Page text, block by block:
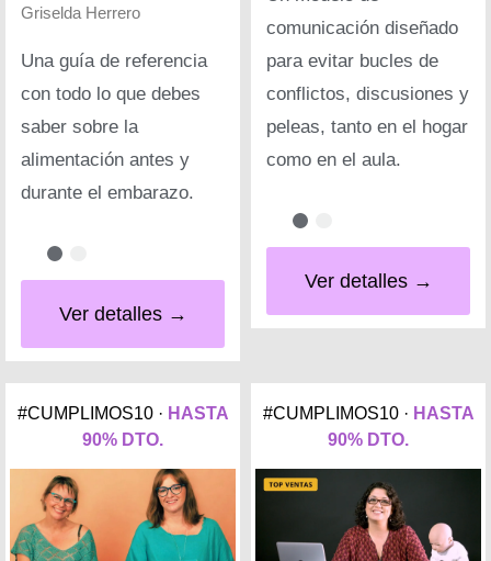
Griselda Herrero
Una guía de referencia
con todo lo que debes
saber sobre la
alimentación antes y
durante el embarazo.
Ver detalles →
comunicación diseñado
para evitar bucles de
conflictos, discusiones y
peleas, tanto en el hogar
como en el aula.
Ver detalles →
#CUMPLIMOS10 · HASTA
90% DTO.
#CUMPLIMOS10 · HASTA
90% DTO.